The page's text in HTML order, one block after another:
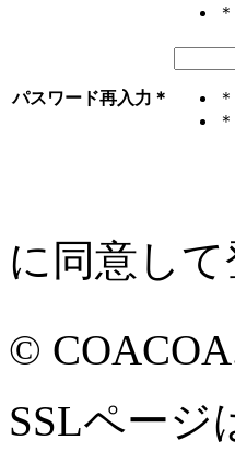
パスワード再入力 ＊
※プラ
に同意して
©
SSLページ